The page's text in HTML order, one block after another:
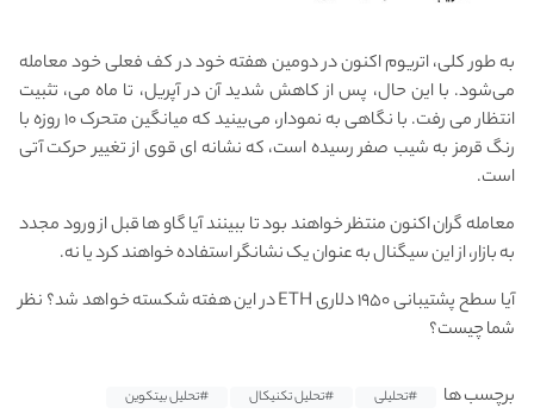
به طور کلی، اتریوم اکنون در دومین هفته خود در کف فعلی خود معامله
می‌شود. با این حال، پس از کاهش شدید آن در آپریل، تا ماه می، تثبیت
انتظار می رفت. با نگاهی به نمودار، می‌بینید که میانگین متحرک ۱۰ روزه با
رنگ قرمز به شیب صفر رسیده است، که نشانه ای قوی از تغییر حرکت آتی
است.
معامله گران اکنون منتظر خواهند بود تا ببینند آیا گاو ها قبل از ورود مجدد
به بازار، از این سیگنال به عنوان یک نشانگر استفاده خواهند کرد یا نه.
آیا سطح پشتیبانی ۱۹۵۰ دلاری ETH در این هفته شکسته خواهد شد؟ نظر
شما چیست؟
برچسب ها #تحلیلی #تحلیل تکنیکال
#تحلیل بیتکوین